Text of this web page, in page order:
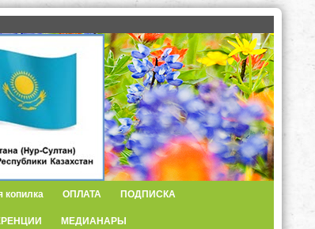
копилка ОПЛАТА ПОДПИСКА
МЕДИАНАРЫ